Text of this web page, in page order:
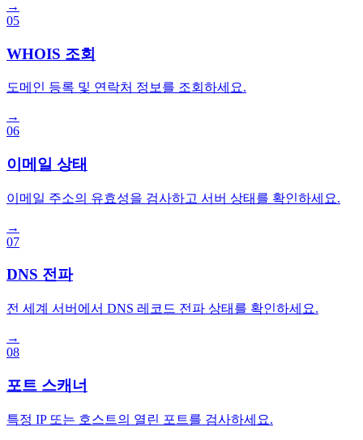
→
05
WHOIS 조회
도메인 등록 및 연락처 정보를 조회하세요.
→
06
이메일 상태
이메일 주소의 유효성을 검사하고 서버 상태를 확인하세요.
→
07
DNS 전파
전 세계 서버에서 DNS 레코드 전파 상태를 확인하세요.
→
08
포트 스캐너
특정 IP 또는 호스트의 열린 포트를 검사하세요.